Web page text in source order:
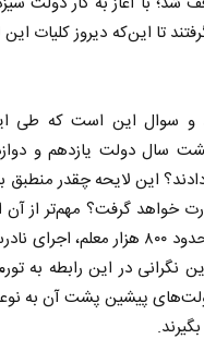
تا این‌که دیروز کلیات این
سال پیش بازمی‌گردد و سوال این است که
سال دولت یازدهم و
این لایحه چقدر منطبق
گرفت؟ مهم‌تر از آن
توجه به مشمولیت فراگیر این لایحه با وجود فعالیت حدود ۸۰۰
در این رابطه به
پیشین پشت آن به